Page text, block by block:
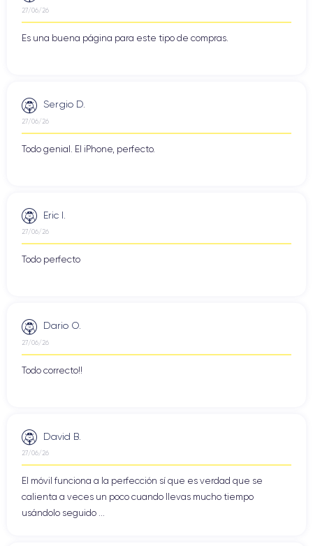
27/06/26
Es una buena página para este tipo de compras.
Sergio D.
27/06/26
Todo genial. El iPhone, perfecto.
Eric I.
27/06/26
Todo perfecto
Dario O.
27/06/26
Todo correcto!!
David B.
27/06/26
El móvil funciona a la perfección sí que es verdad que se
calienta a veces un poco cuando llevas mucho tiempo
usándolo seguido ...